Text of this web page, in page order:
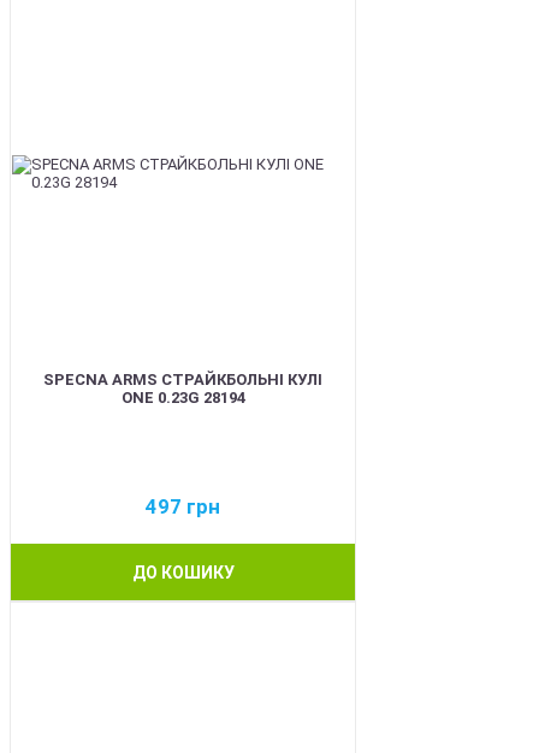
SPECNA ARMS СТРАЙКБОЛЬНІ КУЛІ
ONE 0.23G 28194
497 грн
ДО КОШИКУ